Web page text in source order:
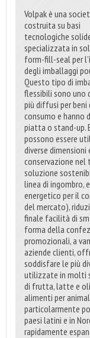
Volpak è una
costruita su basi
tecnologiche
specializzata in
form-fill-seal per
degli imballaggi
Questo tipo di
flessibili sono uno
più diffusi per beni
consumo e hanno
piatta o stand-up.
possono essere
diverse dimensioni
conservazione nel
soluzione
linea di ingombro,
energetico per il
del mercato),
finale facilità di
forma della
promozionali, a
aziende clienti,
soddisfare le più
utilizzate in molti
di frutta, latte e
alimenti per
particolarmente
paesi latini e in
rapidamente